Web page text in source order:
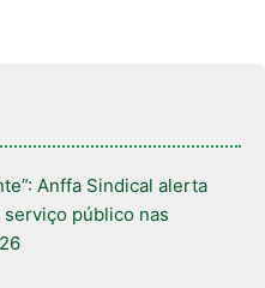
Anffa Sindical alerta
serviço público nas